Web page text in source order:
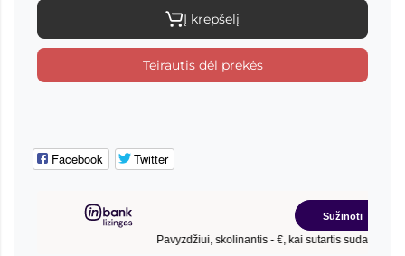
Į krepšelį
Teirautis dėl prekės
Facebook Twitter